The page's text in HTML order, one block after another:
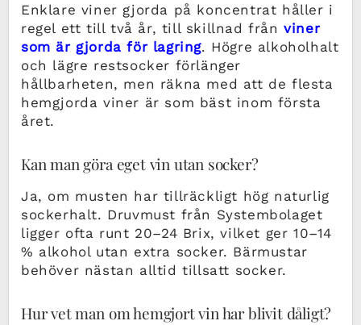
Enklare viner gjorda på koncentrat håller i
regel ett till två år, till skillnad frånviner
som är gjorda för lagring. Högre alkoholhalt
och lägre restsocker förlänger
hållbarheten, men räkna med att de flesta
hemgjorda viner är som bäst inom första
året.
Kan man göra eget vin utan socker?
Ja, om musten har tillräckligt hög naturlig
sockerhalt. Druvmust från Systembolaget
ligger ofta runt 20–24 Brix, vilket ger 10–14
% alkohol utan extra socker. Bärmustar
behöver nästan alltid tillsatt socker.
Hur vet man om hemgjort vin har blivit dåligt?